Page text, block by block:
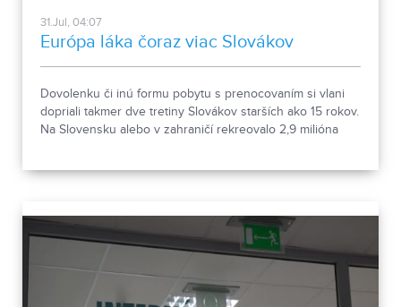
31.Jul, 04:07
Európa láka čoraz viac Slovákov
Dovolenku či inú formu pobytu s prenocovaním si vlani
dopriali takmer dve tretiny Slovákov starších ako 15 rokov.
Na Slovensku alebo v zahraničí rekreovalo 2,9 milióna